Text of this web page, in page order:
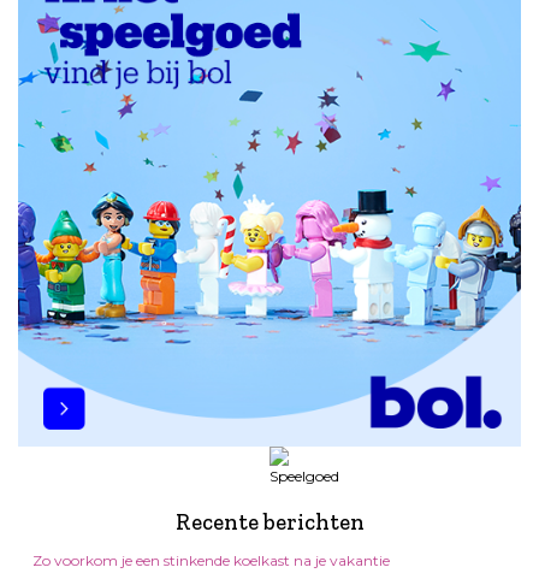
Recente berichten
Zo voorkom je een stinkende koelkast na je vakantie